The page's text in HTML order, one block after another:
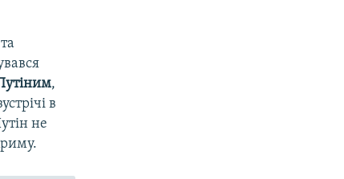
,
в
не